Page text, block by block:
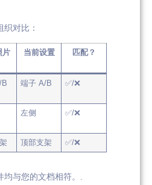
对比：
片 当前设置 匹配？
B 端子 A/B ✅/❌
左侧 ✅/❌
顶部支架 ✅/❌
与您的文档相符。.